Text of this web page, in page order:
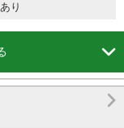
あり

